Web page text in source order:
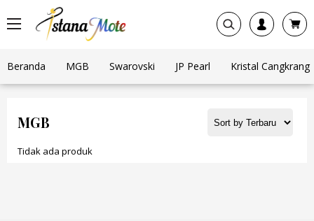
Beranda MGB Swarovski JP Pearl Kristal Cangkrang
MGB
Tidak ada produk